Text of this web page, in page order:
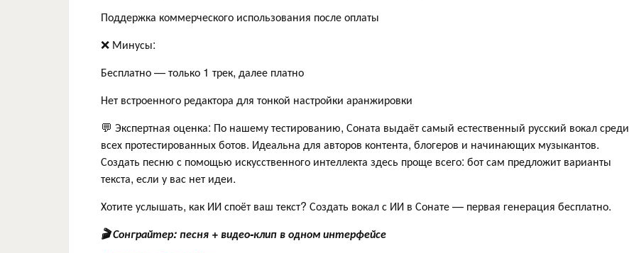
Поддержка коммерческого использования после оплаты
❌ Минусы:
Бесплатно — только 1 трек, далее платно
Нет встроенного редактора для тонкой настройки аранжировки
💬 Экспертная оценка: По нашему тестированию, Соната выдаёт самый естественный русский вокал среди
всех протестированных ботов. Идеальна для авторов контента, блогеров и начинающих музыкантов.
Создать песню с помощью искусственного интеллекта здесь проще всего: бот сам предложит варианты
текста, если у вас нет идеи.
Хотите услышать, как ИИ споёт ваш текст? Создать вокал с ИИ в Сонате — первая генерация бесплатно.
🎬 Сонграйтер: песня + видео-клип в одном интерфейсе